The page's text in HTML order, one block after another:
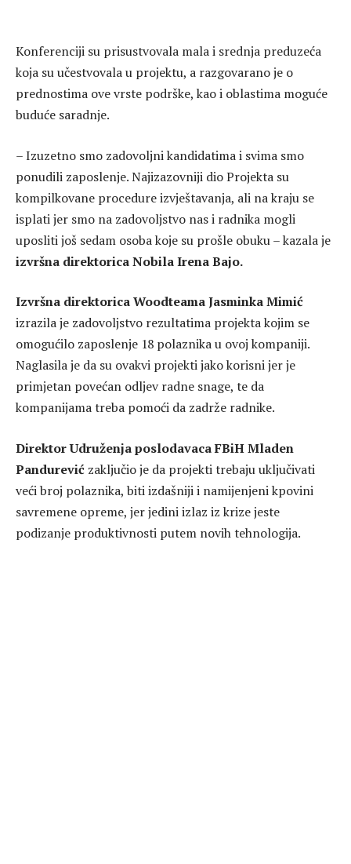
Konferenciji su prisustvovala mala i srednja preduzeća
koja su učestvovala u projektu, a razgovarano je o
prednostima ove vrste podrške, kao i oblastima moguće
buduće saradnje.
– Izuzetno smo zadovoljni kandidatima i svima smo
ponudili zaposlenje. Najizazovniji dio Projekta su
kompilkovane procedure izvještavanja, ali na kraju se
isplati jer smo na zadovoljstvo nas i radnika mogli
uposliti još sedam osoba koje su prošle obuku – kazala je
izvršna direktorica Nobila Irena Bajo.
Izvršna direktorica WoodteamaJasminka Mimić
izrazila je zadovoljstvo rezultatima projekta kojim se
omogućilo zaposlenje 18 polaznika u ovoj kompaniji.
Naglasila je da su ovakvi projekti jako korisni jer je
primjetan povećan odljev radne snage, te da
kompanijama treba pomoći da zadrže radnike.
Direktor Udruženja poslodavaca FBiH Mladen
Pandurević zaključio je da projekti trebaju uključivati
veći broj polaznika, biti izdašniji i namijenjeni kpovini
savremene opreme, jer jedini izlaz iz krize jeste
podizanje produktivnosti putem novih tehnologija.